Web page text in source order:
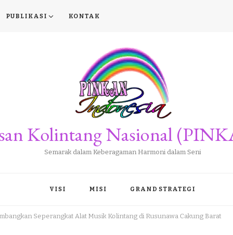
PUBLIKASI KONTAK
Kolintang Nasional
Semarak dalam Keberagaman Harmoni dalam Seni
VISI MISI GRAND STRATEGI
Seperangkat Alat Musik Kolintang di Rusunawa Cakung Barat